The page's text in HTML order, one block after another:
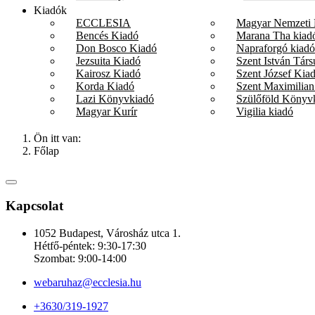
Kiadók
ECCLESIA
Bencés Kiadó
Don Bosco Kiadó
Jezsuita Kiadó
Kairosz Kiadó
Korda Kiadó
Lazi Könyvkiadó
Magyar Kurír
Magyar Nemzeti
Marana Tha
Napraforgó kiadó
Szent István
Szent József
Szent
Szülőföld
Vigilia kiadó
Ön itt van:
Főlap
Kapcsolat
1052 Budapest, Városház utca 1.
Hétfő-péntek: 9:30-17:30
Szombat: 9:00-14:00
webaruhaz@ecclesia.hu
+3630/319-1927